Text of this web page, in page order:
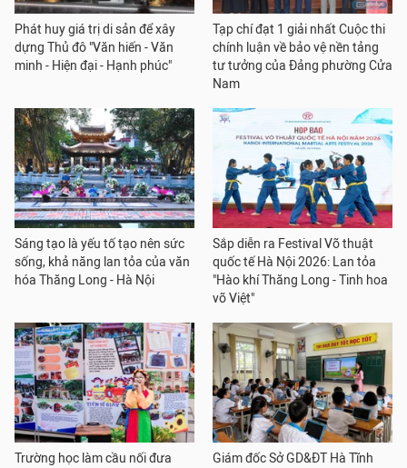
Phát huy giá trị di sản để xây
dựng Thủ đô "Văn hiến - Văn
minh - Hiện đại - Hạnh phúc"
Tạp chí đạt 1 giải nhất Cuộc thi
chính luận về bảo vệ nền tảng
tư tưởng của Đảng phường Cửa
Nam
Sáng tạo là yếu tố tạo nên sức
sống, khả năng lan tỏa của văn
hóa Thăng Long - Hà Nội
Sắp diễn ra Festival Võ thuật
quốc tế Hà Nội 2026: Lan tỏa
"Hào khí Thăng Long - Tinh hoa
võ Việt"
Trường học làm cầu nối đưa
Giám đốc Sở GD&ĐT Hà Tĩnh